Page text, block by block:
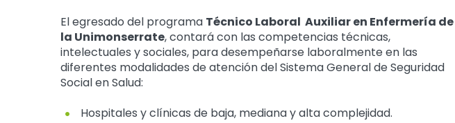
El egresado del programa Técnico Laboral Auxiliar en Enfermería de
la Unimonserrate, contará con las competencias técnicas,
intelectuales y sociales, para desempeñarse laboralmente en las
diferentes modalidades de atención del Sistema General de Seguridad
Social en Salud:
Hospitales y clínicas de baja, mediana y alta complejidad.